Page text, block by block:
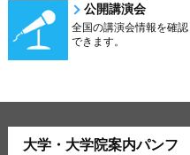
公開講演会
全国の講演会情報を確認
できます。
大学・大学院案内パンフ